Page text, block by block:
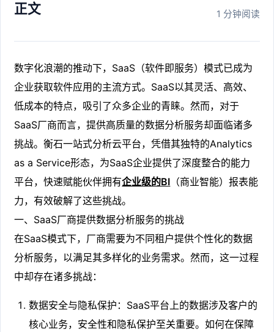
正文 1 分钟阅读
数字化浪潮的推动下，SaaS（软件即服务）模式已成为
企业获取软件应用的主流方式。SaaS以其灵活、高效、
低成本的特点，吸引了众多企业的青睐。然而，对于
SaaS厂商而言，提供高质量的数据分析服务却面临诸多
挑战。衡石一站式分析云平台，凭借其独特的Analytics
as a Service形态，为SaaS企业提供了深度整合的能力
平台，快速赋能伙伴拥有企业级的BI （商业智能）报表能
力，有效破解了这些挑战。
一、SaaS厂商提供数据分析服务的挑战
在SaaS模式下，厂商需要为不同租户提供个性化的数据
分析服务，以满足其多样化的业务需求。然而，这一过程
中却存在诸多挑战：
数据安全与隐私保护：SaaS平台上的数据涉及客户的
核心业务，安全性和隐私保护至关重要。如何在保障